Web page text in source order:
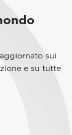
sui
e su tutte